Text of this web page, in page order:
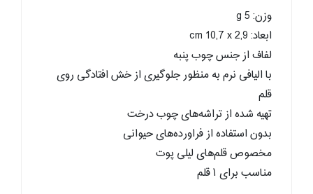
وزن: 5 g
ابعاد: cm 10,7 x 2,9
لفاف از جنس چوب پنبه
با الیافی نرم به منظور جلوگیری از خش افتادگی روی
قلم
تهیه شده از تراشه‌های چوب درخت
بدون استفاده از فراورده‌های حیوانی
مخصوص قلم‌های لیلی پوت
مناسب برای ۱ قلم